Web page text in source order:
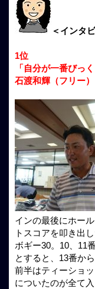
＜インタ
1位
「自分が一番びっ
石渡和輝（フリー
インの最後にホー
トスコアを叩き出
ボギー30。10、11
とすると、13番か
前半はティーショ
についたのが全て